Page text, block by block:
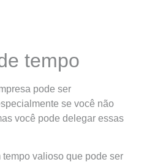
tempo
pode ser
se você não
você pode delegar essas
valioso que pode ser